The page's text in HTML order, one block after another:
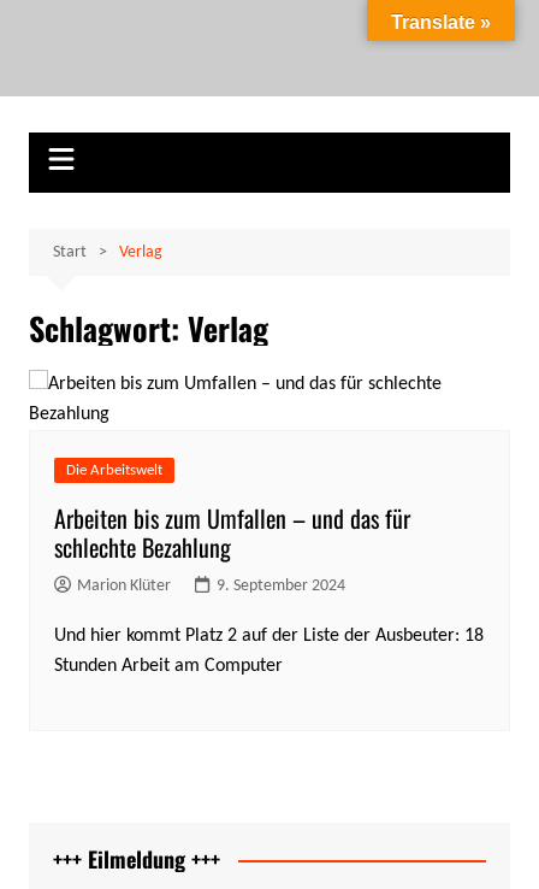
Start Verlag
Schlagwort: Verlag
Die Arbeitswelt
Arbeiten bis zum Umfallen – und das für
schlechte Bezahlung
Marion Klüter 9. September 2024
Und hier kommt Platz 2 auf der Liste der Ausbeuter: 18
Stunden Arbeit am Computer
+++ Eilmeldung +++
Translate »